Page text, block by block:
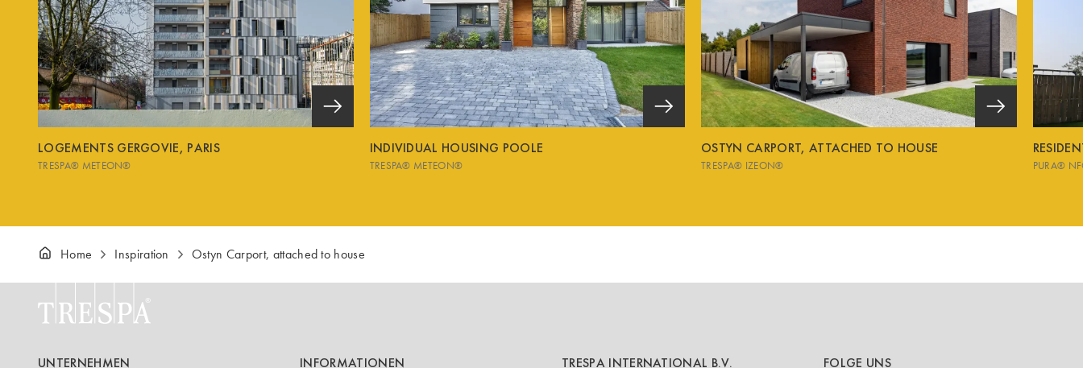
LOGEMENTS GERGOVIE, PARIS
TRESPA® METEON®
INDIVIDUAL HOUSING POOLE
TRESPA® METEON®
OSTYN CARPORT, ATTACHED TO HOUSE
TRESPA® IZEON® PURA®
Home Inspiration Ostyn Carport, attached to house
FOLGE UNS
UNTERNEHMEN INFORMATIONEN TRESPA INTERNATIONAL B.V.